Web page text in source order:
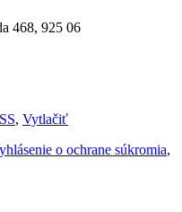
468, 925 06
, Vytlačiť
o ochrane súkromia,